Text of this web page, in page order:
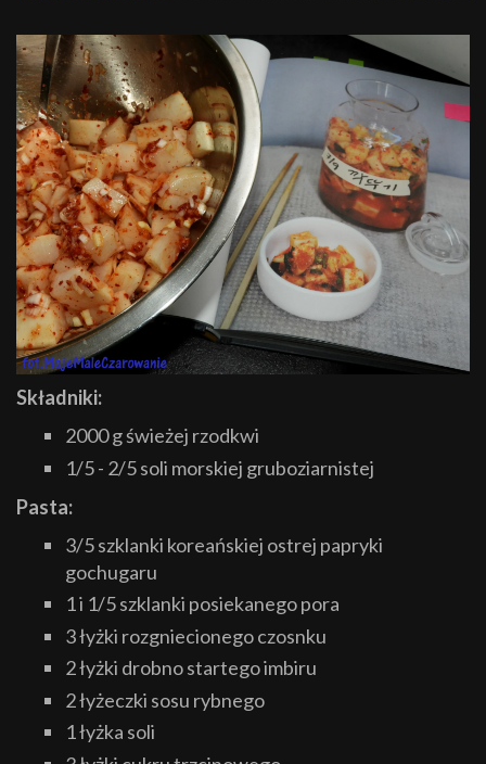
Składniki:
2000 g świeżej rzodkwi
1/5 - 2/5 soli morskiej gruboziarnistej
Pasta:
3/5 szklanki koreańskiej ostrej papryki
gochugaru
1 i 1/5 szklanki posiekanego pora
3 łyżki rozgniecionego czosnku
2 łyżki drobno startego imbiru
2 łyżeczki sosu rybnego
1 łyżka soli